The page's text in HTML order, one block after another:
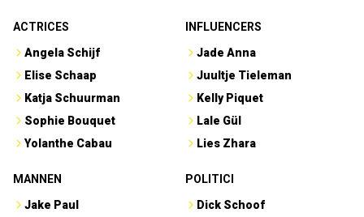
ACTRICES
Angela Schijf
Elise Schaap
Katja Schuurman
Sophie Bouquet
Yolanthe Cabau
INFLUENCERS
Jade Anna
Juultje Tieleman
Kelly Piquet
Lale Gül
Lies Zhara
MANNEN
Jake Paul
POLITICI
Dick Schoof